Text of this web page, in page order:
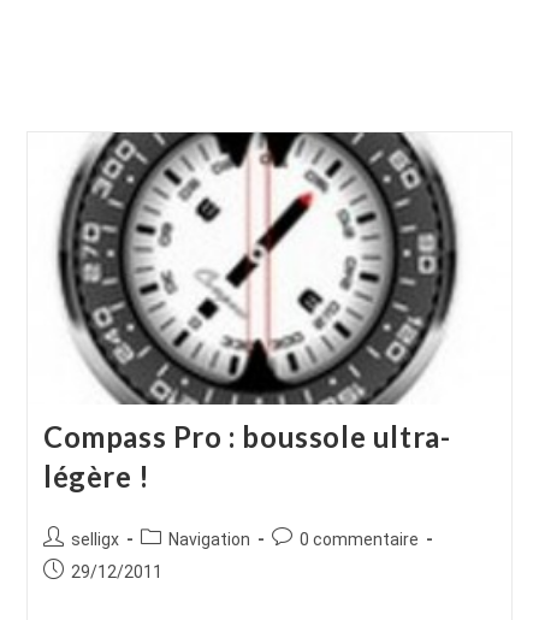
Compass Pro : boussole ultra-
légère !
Auteur/autrice
de
selligx
Post
category:
Navigation
Commentaires
0 commentaire
Publication
29/12/2011